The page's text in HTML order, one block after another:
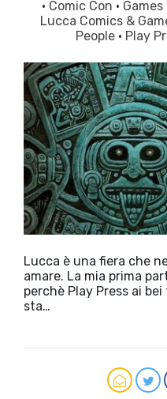
· Comic Con · Games
Lucca Comics &
People · Play
Lucca è una fiera che
amare. La mia prima
perchè Play Press ai
sta…